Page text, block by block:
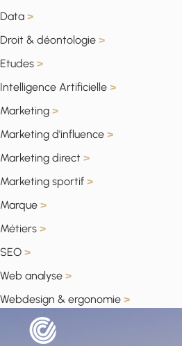
Data >
Droit & déontologie >
Etudes >
Intelligence Artificielle >
Marketing >
Marketing d'influence >
Marketing direct >
Marketing sportif >
Marque >
Métiers >
SEO >
Web analyse >
Webdesign & ergonomie >